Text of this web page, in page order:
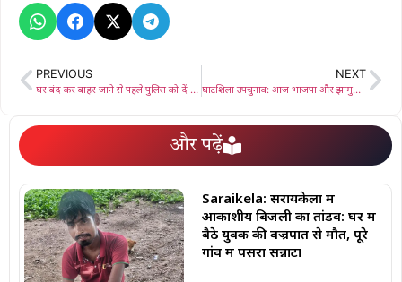
PREVIOUS
घर बंद कर बाहर जाने से पहले पुलिस को दें सूचना — थाना प्रभारी की अपील
NEXT
घाटशिला उपचुनाव: आज भाजपा और झामुमो प्रत्याशी करेंगे नामांकन, प्रशासन ने बढ़ाई सुरक्षा, सभा में दिखेगा शक्ति प्रदर्शन
और पढ़ें
Saraikela: सरायकेला में
आकाशीय बिजली का तांडव: घर में
बैठे युवक की वज्रपात से मौत, पूरे
गांव में पसरा सन्नाटा